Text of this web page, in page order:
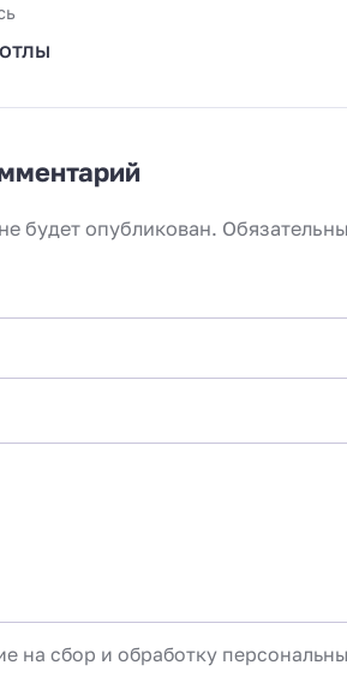
будет опубликован.
на сбор и обработку